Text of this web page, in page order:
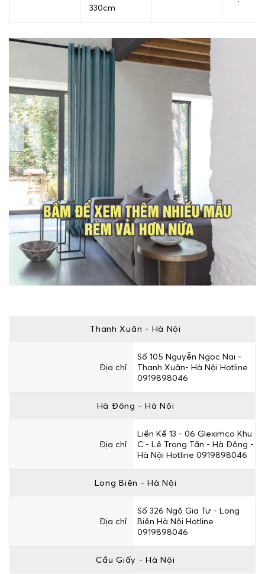
330cm
Thanh Xuân - Hà Nội
Địa chỉ
Số 105 Nguyễn Ngọc Nại -
Thanh Xuân- Hà Nội Hotline
0919898046
Hà Đông - Hà Nội
Địa chỉ
Liền Kề 13 - 06 Gleximco Khu
C - Lê Trọng Tấn - Hà Đông -
Hà Nội Hotline 0919898046
Long Biên - Hà Nội
Địa chỉ
Số 326 Ngô Gia Tự - Long
Biên Hà Nội Hotline
0919898046
Cầu Giấy - Hà Nội